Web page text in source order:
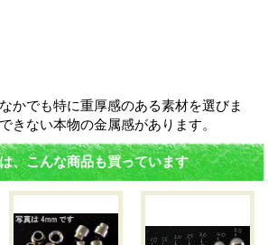
かでも特に重厚感のある素材を選びま
きない本物の金属感があります。
、こんな商品も買っています